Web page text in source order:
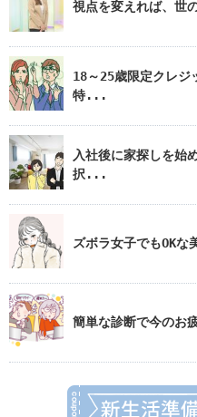
視点を変えれば、
18～25歳限定クレジ
特...
入社後に家探しを始
択...
ズボラ女子でもOKな
簡単な診断で今のお